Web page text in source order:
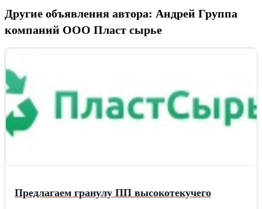
Другие объявления автора: Андрей Группа
компаний ООО Пласт сырье
Предлагаем гранулу ПП высокотекучего